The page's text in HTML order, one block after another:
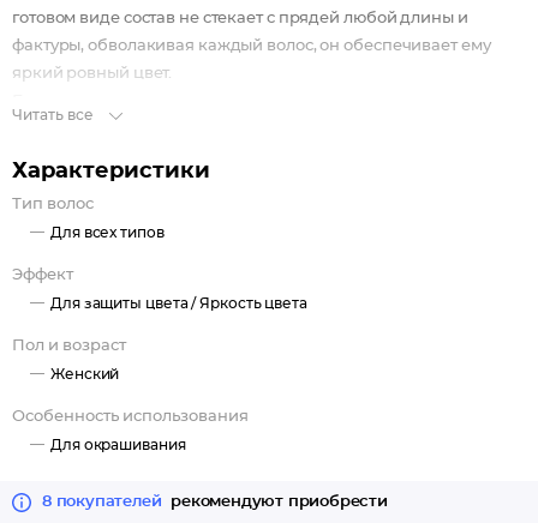
готовом виде состав не стекает с прядей любой длины и
фактуры, обволакивая каждый волос, он обеспечивает ему
яркий ровный цвет.
выглядит живой. Пряди эластичны, кондиционированы и
послушны.
Читать все
Характеристики
Тип волос
Для всех типов
Эффект
Для защиты цвета /Яркость цвета
Пол и возраст
Женский
Особенность использования
Для окрашивания
8 покупателей рекомендуют приобрести